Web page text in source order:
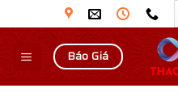
to
content
Báo Giá